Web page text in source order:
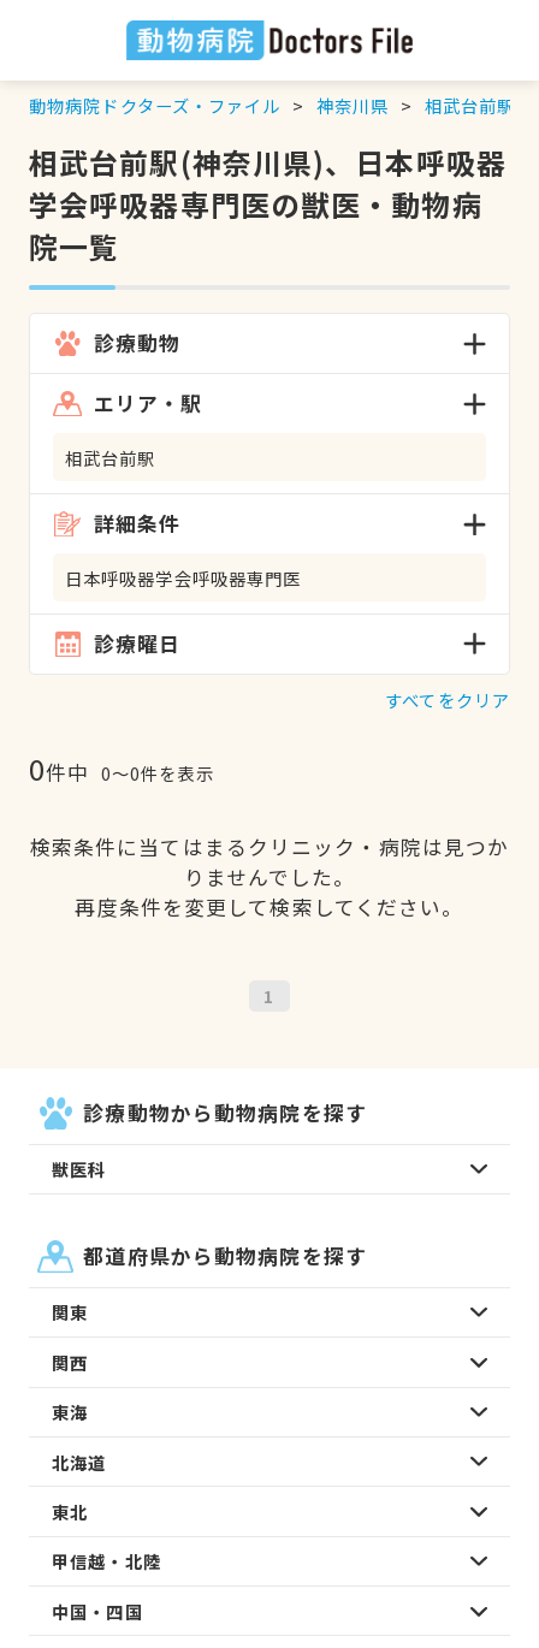
動物病院ドクターズ・ファイル 神奈川県 相武台前駅
相武台前駅(神奈川県)、日本呼吸器
学会呼吸器専門医の獣医・動物病
院一覧
診療動物
エリア・駅
相武台前駅
詳細条件
日本呼吸器学会呼吸器専門医
診療曜日
すべてをクリア
0件中 0〜0件を表示
検索条件に当てはまるクリニック・病院は見つか
りませんでした。
再度条件を変更して検索してください。
1
診療動物から動物病院を探す
獣医科
都道府県から動物病院を探す
関東
関西
東海
北海道
東北
甲信越・北陸
中国・四国